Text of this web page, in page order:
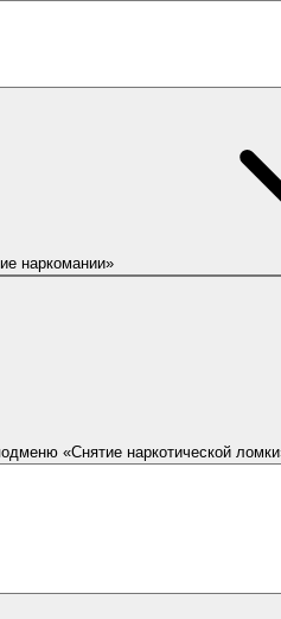
наркомании»
«Снятие наркотической